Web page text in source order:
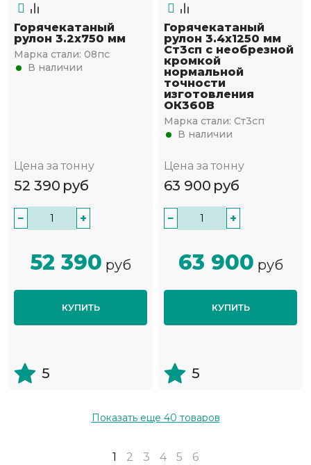
Горячекатаный
рулон 3.2х750 мм
Марка стали: 08пс
В наличии
Цена за тонну
52 390 руб
− +
52 390 руб
КУПИТЬ
5
Горячекатаный
рулон 3.4х1250 мм
Ст3сп с необрезной
кромкой
нормальной
точности
изготовления
ОК360В
Марка стали: Ст3сп
В наличии
Цена за тонну
63 900 руб
− +
63 900 руб
КУПИТЬ
5
Показать еще 40 товаров
1 2 3 4 5 6